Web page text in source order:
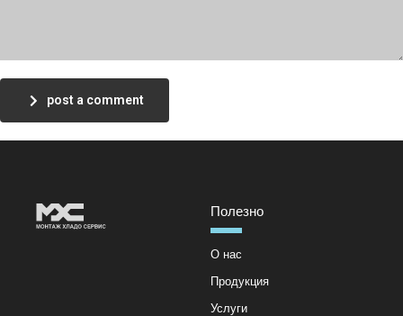
post a comment
Полезно
О нас
Продукция
Услуги